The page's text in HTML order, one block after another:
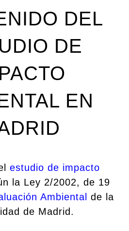
DEL
DE
EN
estudio de impacto
la Ley 2/2002, de 19
Ambiental de la
de Madrid.